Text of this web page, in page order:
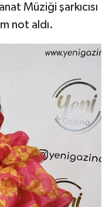
Müziği şarkıcısı
not aldı.